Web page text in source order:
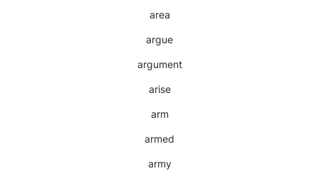
area
argue
argument
arise
arm
armed
army